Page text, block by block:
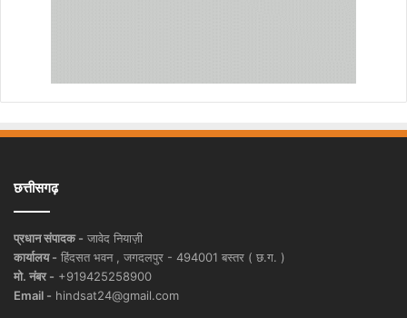
छत्तीसगढ़
प्रधान संपादक - जावेद नियाज़ी
कार्यालय - हिंदसत भवन , जगदलपुर - 494001 बस्तर ( छ.ग. )
मो. नंबर - +919425258900
Email - hindsat24@gmail.com